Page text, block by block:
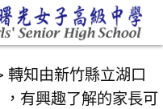
轉知由新竹縣立湖口
有興趣了解的家長可